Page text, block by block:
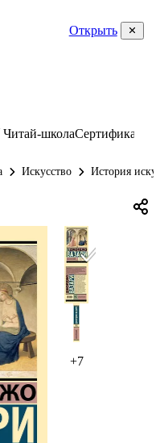
Открыть
Читай-школаСертификаты
Искусство История
+7